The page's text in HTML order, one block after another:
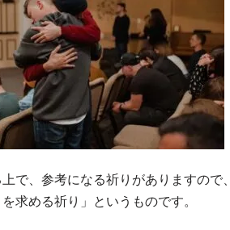
で、参考になる祈りがありますので
求める祈り」というものです。